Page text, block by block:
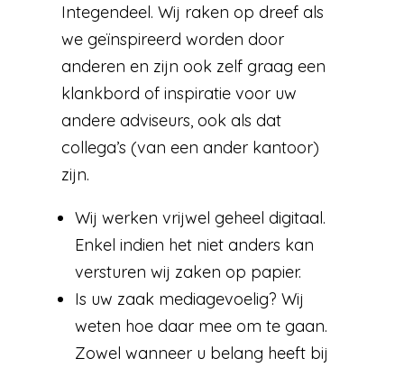
Integendeel. Wij raken op dreef als
we geïnspireerd worden door
anderen en zijn ook zelf graag een
klankbord of inspiratie voor uw
andere adviseurs, ook als dat
collega’s (van een ander kantoor)
zijn.
Wij werken vrijwel geheel digitaal.
Enkel indien het niet anders kan
versturen wij zaken op papier.
Is uw zaak mediagevoelig? Wij
weten hoe daar mee om te gaan.
Zowel wanneer u belang heeft bij